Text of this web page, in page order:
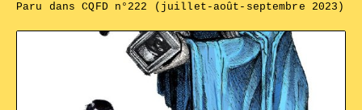
Paru dansCQFD n°222 (juillet-août-septembre 2023)